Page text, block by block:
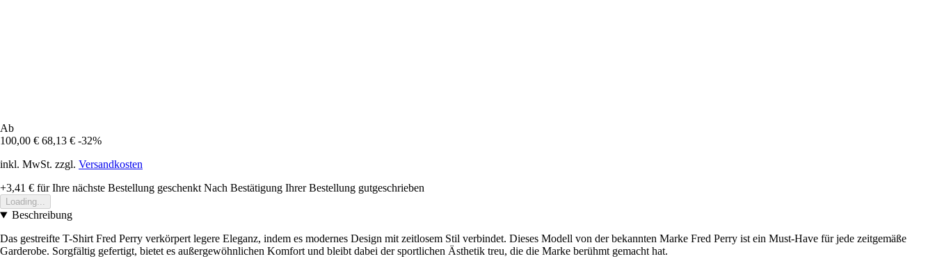
Ab
100,00 € 68,13 € -32%
inkl. MwSt. zzgl. Versandkosten
+3,41 € für Ihre nächste Bestellung geschenkt Nach Bestätigung Ihrer Bestellung gutgeschrieben
Loading...
Beschreibung
Das gestreifte T-Shirt Fred Perry verkörpert legere Eleganz, indem es modernes Design mit zeitlosem Stil verbindet. Dieses Modell von der bekannten Marke Fred Perry ist ein Must-Have für jede zeitgemäße
Garderobe. Sorgfältig gefertigt, bietet es außergewöhnlichen Komfort und bleibt dabei der sportlichen Ästhetik treu, die die Marke berühmt gemacht hat.